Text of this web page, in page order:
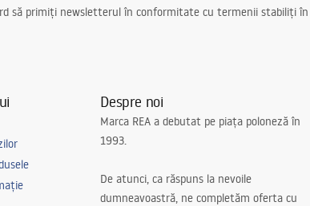
să primiți newsletterul în conformitate cu termenii stabiliți în
Despre noi
Marca REA a debutat pe piața poloneză în
1993.
De atunci, ca răspuns la nevoile
dumneavoastră, ne completăm oferta cu